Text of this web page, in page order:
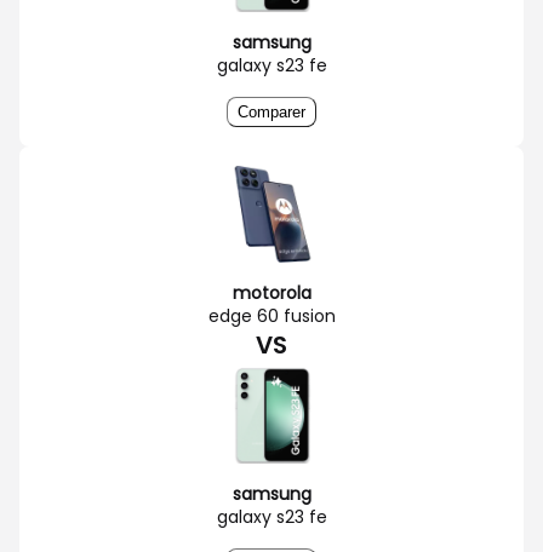
samsung
galaxy s23 fe
Comparer
motorola
edge 60 fusion
VS
samsung
galaxy s23 fe